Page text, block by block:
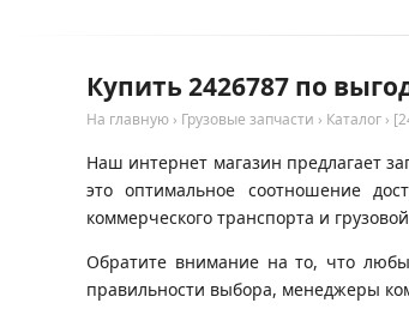
Купить 2426787 по
На главную › Грузовые запчасти › Каталог ›
Наш интернет магазин предлагает
это оптимальное соотношение
коммерческого транспорта и
Обратите внимание на то, что
правильности выбора, менеджеры